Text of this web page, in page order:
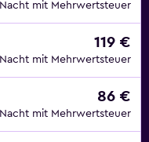
mit Mehrwertsteuer
119 €
mit Mehrwertsteuer
86 €
mit Mehrwertsteuer